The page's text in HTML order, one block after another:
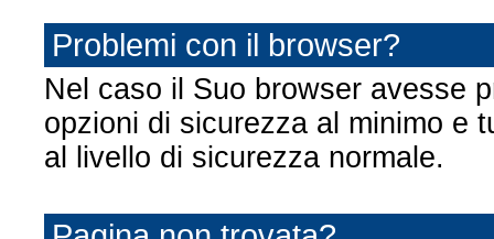
Problemi con il browser?
Nel caso il Suo browser avesse
opzioni di sicurezza al minimo e
al livello di sicurezza normale.